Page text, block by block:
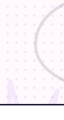
2025, at